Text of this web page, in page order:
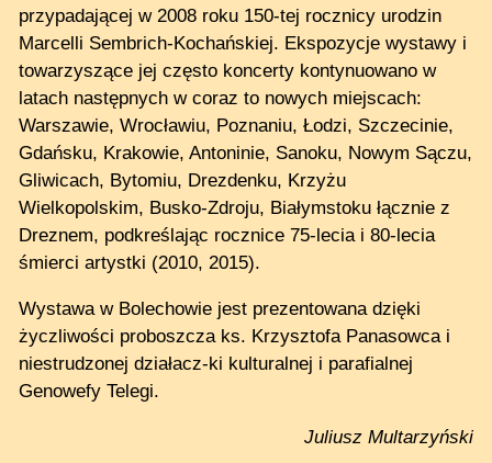
przypadającej w 2008 roku 150-tej rocznicy urodzin
Marcelli Sembrich-Kochańskiej. Ekspozycje wystawy i
towarzyszące jej często koncerty kontynuowano w
latach następnych w coraz to nowych miejscach:
Warszawie, Wrocławiu, Poznaniu, Łodzi, Szczecinie,
Gdańsku, Krakowie, Antoninie, Sanoku, Nowym Sączu,
Gliwicach, Bytomiu, Drezdenku, Krzyżu
Wielkopolskim, Busko-Zdroju, Białymstoku łącznie z
Dreznem, podkreślając rocznice 75-lecia i 80-lecia
śmierci artystki (2010, 2015).
Wystawa w Bolechowie jest prezentowana dzięki
życzliwości proboszcza ks. Krzysztofa Panasowca i
niestrudzonej działacz-ki kulturalnej i parafialnej
Genowefy Telegi.
Juliusz Multarzyński